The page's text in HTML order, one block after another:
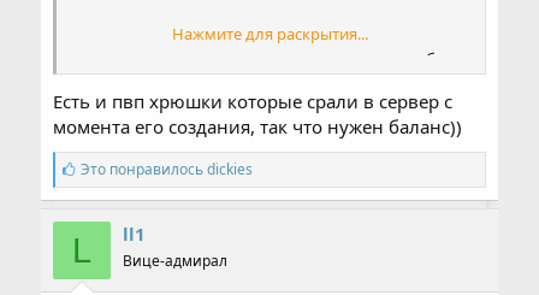
Пока обновы выглядят мощно и в целом
тенденция развития сервера нравится, ждем обт.
Нажмите для раскрытия...
Есть и пвп хрюшки которые срали в сервер с
момента его создания, так что нужен баланс))
С
и
м
п
т
и
Это понравилосьdickies
L ll1
Вице-адмирал